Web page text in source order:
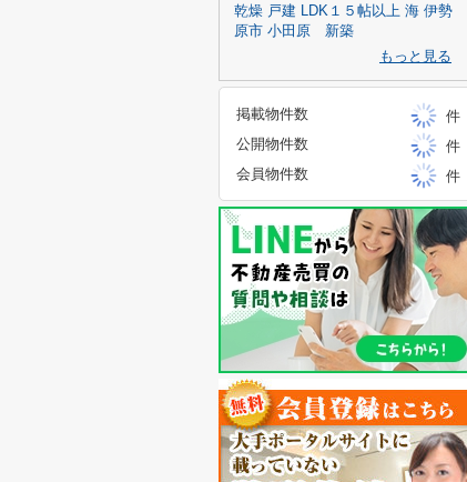
乾燥 戸建 LDK１５帖以上 海 伊勢
原市 小田原 新築
もっと見る
掲載物件数
件
公開物件数
件
会員物件数
件